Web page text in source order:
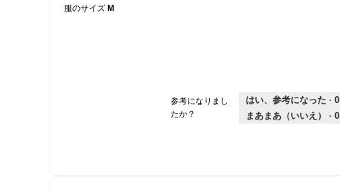
服のサイズ M
参考になりまし
たか？
はい、参考になった · 0
まあまあ（いいえ） · 0